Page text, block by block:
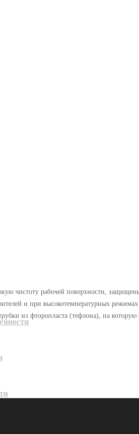
чистоту рабочей поверхности,
и при высокотемпературных
из фторопласта (тефлона), на